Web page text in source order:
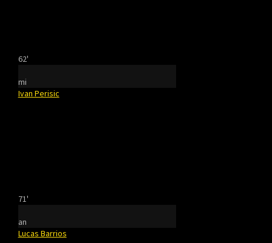
62'
mi
Ivan Perisic
71'
an
Lucas Barrios